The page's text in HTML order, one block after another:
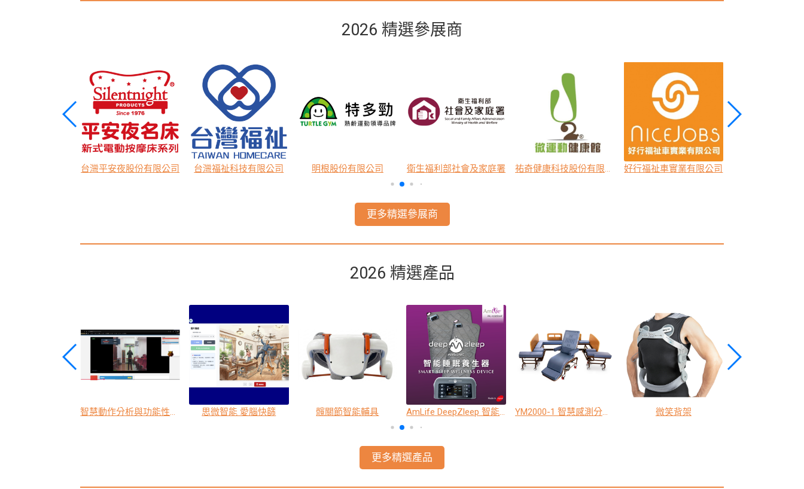
2026 精選參展商
台灣平安夜股份有限公司 台灣福祉科技有限公司 明根股份有限公司 衛生福利部社會及家庭署 祐奇健康科技股份有限公司 好行福祉車實業有限公司
更多精選參展商
2026 精選產品
思微智能 愛腦快篩 髖關節智能輔具 YM2000-1 智慧感測分離式移位床 微笑背架
更多精選產品